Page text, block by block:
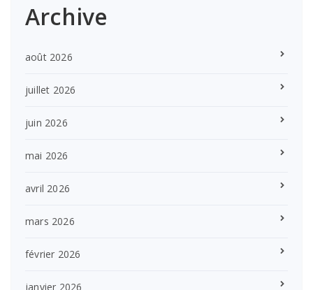
Archive
août 2026
juillet 2026
juin 2026
mai 2026
avril 2026
mars 2026
février 2026
janvier 2026